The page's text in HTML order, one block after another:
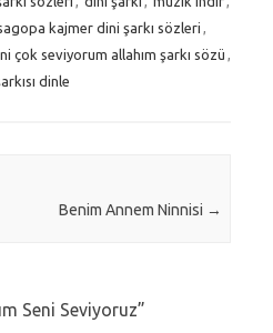
kajmer dini şarkı sözleri ,
çok seviyorum allahım şarkı sözü ,
dinle
Benim Annem Ninnisi →
Seni Seviyoruz”